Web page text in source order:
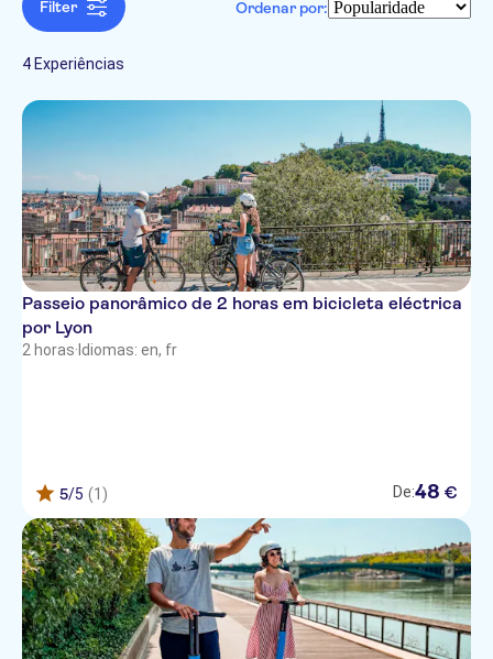
Hop-on hop-off
Ao ar livre
Turismo e tradições
Atrações e visitas guiadas
Italiano
Filter Ordenar por:
4 Experiências
Passeio panorâmico de 2 horas em bicicleta eléctrica
por Lyon
2 horas· Idiomas: en, fr
5/5 (1) De:48 €